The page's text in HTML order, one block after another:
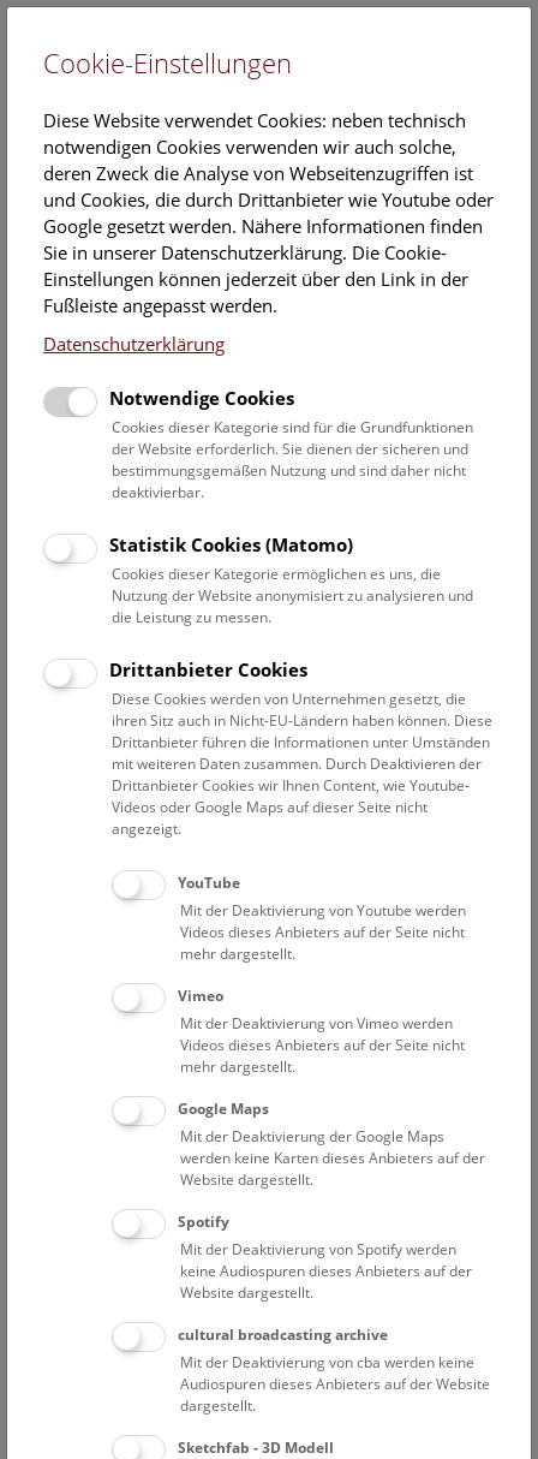
EN
Einladung zur Pressekonferenz zum
Internationalen Weltfrauentag:
Unsichtbare Frauen aus dem
Naturhistorischen Museum Wien treten
ans Licht
11. Februar 2025
am Dienstag, dem 4. März 2025, um 10.30 Uhr im neuen
Pressetext Bilder
19. März 1911 gefeiert.Seit dem Jahr 1922
jährlich am 8. März
begangen. Anfangs war die
wichtigste Forderung jene nach dem Wahlrecht für
Frauen, das in Österreich am 12. November 1918
eingeführt wurde. Im Laufe der Zeit hat sich die
gesellschaftliche Situation von Frauen deutlich verbessert.
Dennoch ist eineGleichstellung der Geschlechter noch
Das NHM Wien nimmt sich in der ersten März-Woche
vor, Mitarbeiterinnen vor den Vorhang zu holen und
aufzuzeigen, wie Frauen das Museum und seine
Sammlungen auf unterschiedlichste Weise geprägt haben
und prägen. Ziel eines ungewöhnlichen neuen Buches
sowie einer Reihe von Begleitveranstaltungen (ein Vortrag
am 05.03, die Buchpräsentation am 06.03. sowie ein
Museums) ist die Sensibilisierung von Besucher*innen für
die gleichberechtigte Teilhabe von Frauen in
Wissenschaft, Forschung und im Museumsleben.
Im neuen Buch„13 Frauen aus der Geschichte des NHM
treten 13 Protagonistinnen – zwölf historische und
eine fiktive zukünftige – stellvertretend für die vielen
kaum dokumentierten Frauen des Naturhistorischen
Museums Wien in den Vordergrund. Als Brückenschlag
zwischen Wissenschaft und Kunst verbindet dieses
innovative Buch historische Quellen, poetische Texte und
Comic-Zeichnungen, um das, was sonst unsichtbar
bliebe, sichtbar zu machen.
Cookie-Einstellungen
Diese Website verwendet Cookies: neben technisch
notwendigen Cookies verwenden wir auch solche,
deren Zweck die Analyse von Webseitenzugriffen ist
und Cookies, die durch Drittanbieter wie Youtube oder
Google gesetzt werden. Nähere Informationen finden
Sie in unserer Datenschutzerklärung. Die Cookie-
Einstellungen können jederzeit über den Link in der
Fußleiste angepasst werden.
Datenschutzerklärung
Notwendige Cookies
Cookies dieser Kategorie sind für die Grundfunktionen
der Website erforderlich. Sie dienen der sicheren und
bestimmungsgemäßen Nutzung und sind daher nicht
deaktivierbar.
Statistik Cookies (Matomo)
Cookies dieser Kategorie ermöglichen es uns, die
Nutzung der Website anonymisiert zu analysieren und
die Leistung zu messen.
Drittanbieter Cookies
Diese Cookies werden von Unternehmen gesetzt, die
ihren Sitz auch in Nicht-EU-Ländern haben können. Diese
Drittanbieter führen die Informationen unter Umständen
mit weiteren Daten zusammen. Durch Deaktivieren der
Drittanbieter Cookies wir Ihnen Content, wie Youtube-
Videos oder Google Maps auf dieser Seite nicht
angezeigt.
YouTube
Mit der Deaktivierung von Youtube werden
Videos dieses Anbieters auf der Seite nicht
mehr dargestellt.
Vimeo
Mit der Deaktivierung von Vimeo werden
Videos dieses Anbieters auf der Seite nicht
mehr dargestellt.
Google Maps
Mit der Deaktivierung der Google Maps
werden keine Karten dieses Anbieters auf der
Website dargestellt.
Spotify
Mit der Deaktivierung von Spotify werden
keine Audiospuren dieses Anbieters auf der
Website dargestellt.
cultural broadcasting archive
Mit der Deaktivierung von cba werden keine
Audiospuren dieses Anbieters auf der Website
dargestellt.
Sketchfab - 3D Modell